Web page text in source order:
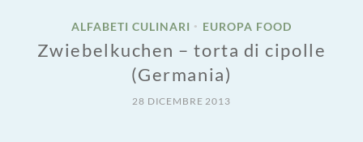
ALFABETI CULINARI • EUROPA FOOD
Zwiebelkuchen – torta di cipolle
(Germania)
28 DICEMBRE 2013